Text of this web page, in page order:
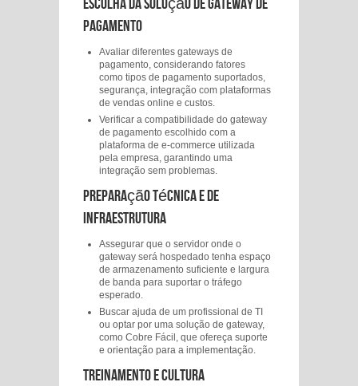
Escolha da Solução de Gateway de
Pagamento
Avaliar diferentes gateways de
pagamento, considerando fatores
como tipos de pagamento suportados,
segurança, integração com plataformas
de vendas online e custos.
Verificar a compatibilidade do gateway
de pagamento escolhido com a
plataforma de e-commerce utilizada
pela empresa, garantindo uma
integração sem problemas.
Preparação Técnica e de
Infraestrutura
Assegurar que o servidor onde o
gateway será hospedado tenha espaço
de armazenamento suficiente e largura
de banda para suportar o tráfego
esperado.
Buscar ajuda de um profissional de TI
ou optar por uma solução de gateway,
como Cobre Fácil, que ofereça suporte
e orientação para a implementação.
Treinamento e Cultura